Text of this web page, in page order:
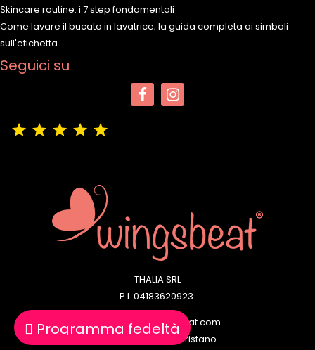
Skincare routine: i 7 step fondamentali
Come lavare il bucato in lavatrice; la guida completa ai simboli
sull'etichetta
Seguici su
Programma fedeltà
THALIA SRL
P.I. 04183620923
Email: info@wingsbeat.com
Negozi: Cagliari | Oristano